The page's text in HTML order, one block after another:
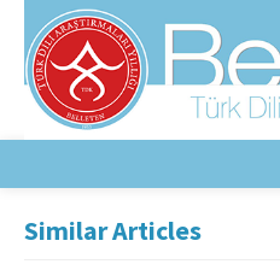
Similar Articles